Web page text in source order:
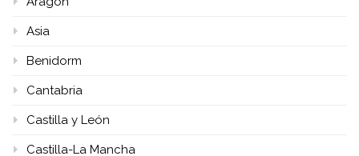
Asia
Benidorm
Cantabria
Castilla y León
Castilla-La Mancha